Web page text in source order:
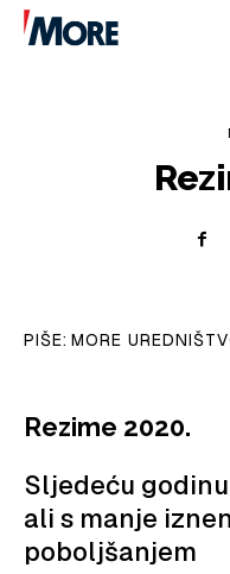
SPORT
SPIZA
VELIKE PRIČE
PIŠE: MORE
Rezime 2020.
Sljedeću
ali s manje
poboljšanjem